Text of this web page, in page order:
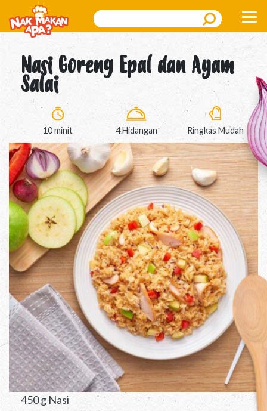
Search
Nasi Goreng Epal dan Ayam
Salai
10 minit 4 Hidangan Ringkas Mudah
450 g Nasi